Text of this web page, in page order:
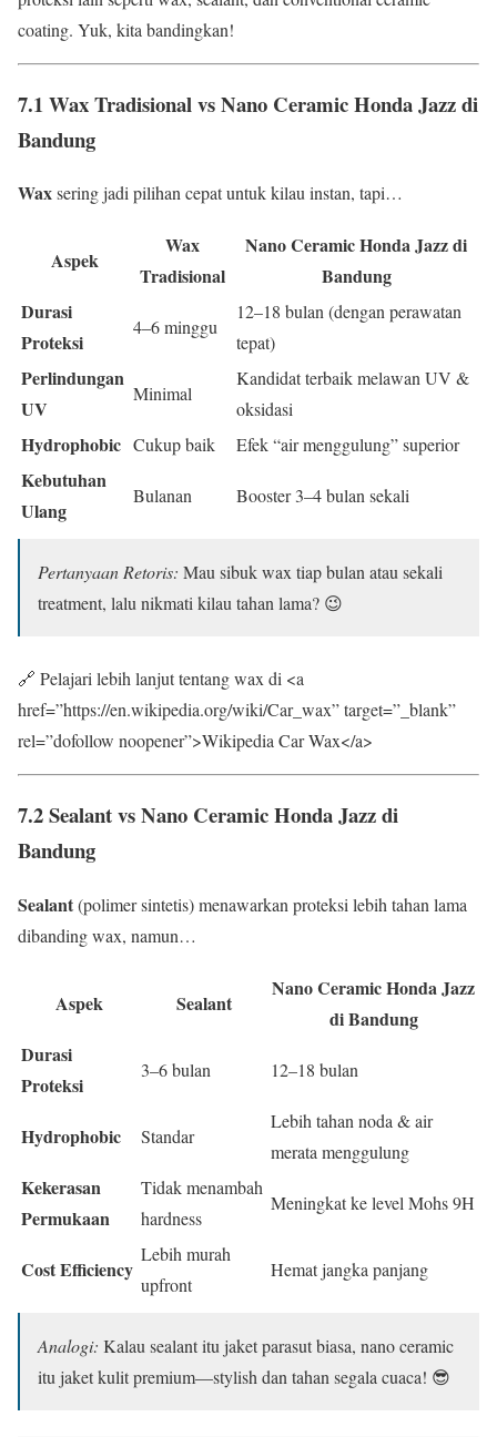
coating. Yuk, kita bandingkan!
7.1 Wax Tradisional vs Nano Ceramic Honda Jazz di
Bandung
Waxsering jadi pilihan cepat untuk kilau instan, tapi…
Aspek
Wax
Tradisional
Nano Ceramic Honda Jazz di
Bandung
Durasi
Proteksi
4–6 minggu
12–18 bulan (dengan perawatan
tepat)
Perlindungan
UV
Minimal
Kandidat terbaik melawan UV &
oksidasi
Hydrophobic Cukup baik Efek “air menggulung” superior
Kebutuhan
Ulang
Bulanan Booster 3–4 bulan sekali
Pertanyaan Retoris: Mau sibuk wax tiap bulan atau sekali
treatment, lalu nikmati kilau tahan lama? 😉
🔗 Pelajari lebih lanjut tentang wax di <a
href=”https://en.wikipedia.org/wiki/Car_wax” target=”_blank”
rel=”dofollow noopener”>Wikipedia Car Wax</a>
7.2 Sealant vs Nano Ceramic Honda Jazz di
Bandung
Sealant(polimer sintetis) menawarkan proteksi lebih tahan lama
dibanding wax, namun…
Aspek Sealant
Nano Ceramic Honda Jazz
di Bandung
Durasi
Proteksi
3–6 bulan 12–18 bulan
Hydrophobic Standar
Lebih tahan noda & air
merata menggulung
Kekerasan
Permukaan
Tidak menambah
hardness
Meningkat ke level Mohs 9H
Cost Efficiency
Lebih murah
upfront
Hemat jangka panjang
Analogi: Kalau sealant itu jaket parasut biasa, nano ceramic
itu jaket kulit premium—stylish dan tahan segala cuaca! 😎